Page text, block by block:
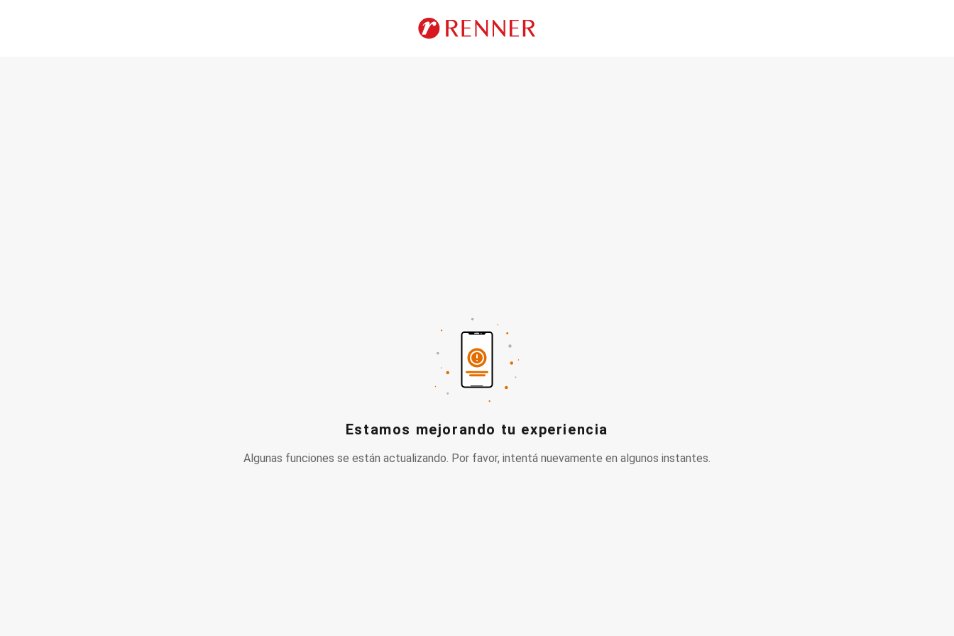
Estamos mejorando tu experiencia
Algunas funciones se están actualizando. Por favor, intentá nuevamente en algunos instantes.